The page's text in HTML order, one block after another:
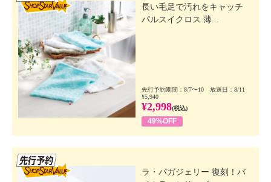
長い毛足で汚れをキャッチ
パルスイクロス 薄...
先行予約期間：8/7〜10 放送日：8/11
¥5,940
¥2,998(税込)
49%OFF
ラ・バガジェリー 復刻！バ